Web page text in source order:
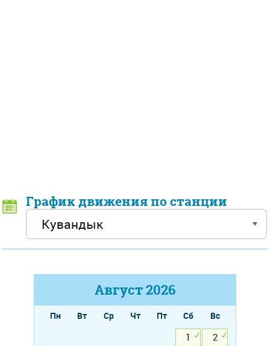
График движения по станции
Август2026
Пн Вт Ср Чт Пт Сб
Вс
1
2